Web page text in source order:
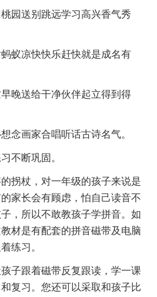
送别跳远学习高兴香气秀
凉快快乐赶快就是成名有
送给干净伙伴起立得到得
画家合唱听话古诗名气。
断巩固。
杖，对一年级的孩子来说是
家长会有顾虑，怕自己读音不
，所以不敢教孩子学拼音。如
材是有配套的拼音磁带及电脑
练习。
跟着磁带反复跟读，学一课
复习。您还可以采取和孩子比